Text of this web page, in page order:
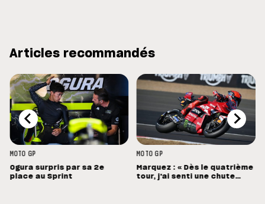
Articles recommandés
MOTO GP
Ogura surpris par sa 2e
place au Sprint
MOTO GP
Marquez : « Dès le quatrième
tour, j'ai senti une chute